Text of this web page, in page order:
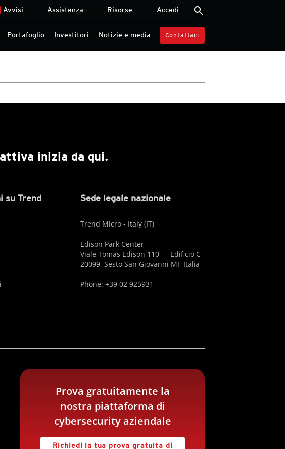
search
Portafoglio Investitori Notizie e media Contattaci
Avvisi Assistenza Risorse Accedi
inizia da qui.
su Trend Sede legale nazionale
Trend Micro - Italy (IT)
Edison Park Center
Viale Tomas Edison 110 — Edificio C
20099, Sesto San Giovanni MI, Italia
Phone: +39 02 925931
Prova gratuitamente la
nostra piattaforma di
cybersecurity aziendale
Richiedi la tua prova gratuita di